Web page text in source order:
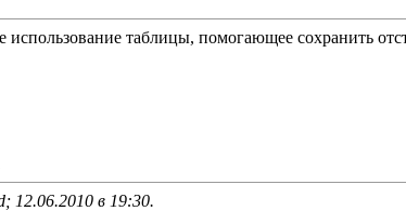
использование таблицы, помогающее сохранить
12.06.2010 в 19:30.